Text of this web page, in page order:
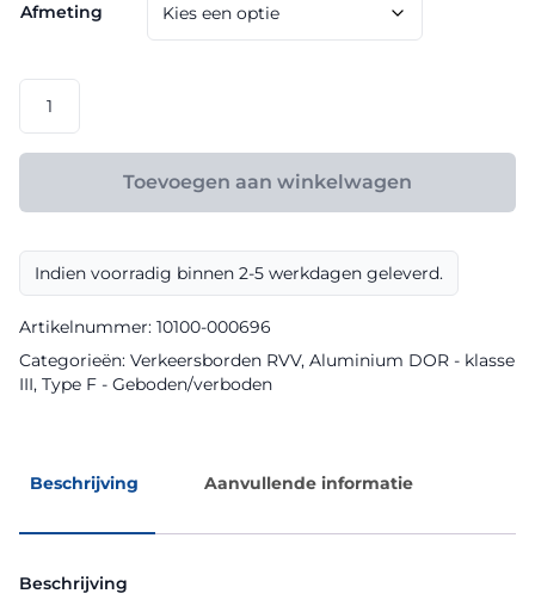
tot
€ 158,40
Afmeting
model
F10
III
aantal
Toevoegen aan winkelwagen
Indien voorradig binnen 2-5 werkdagen geleverd.
Artikelnummer: 10100-000696
Categorieën: Verkeersborden RVV, Aluminium DOR - klasse
III, Type F - Geboden/verboden
Beschrijving Aanvullende informatie
Beschrijving